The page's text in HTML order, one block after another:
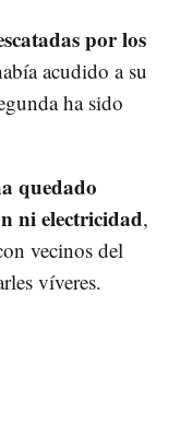
por los
acudido a su
ha sido
quedado
ni electricidad,
vecinos del
víveres.